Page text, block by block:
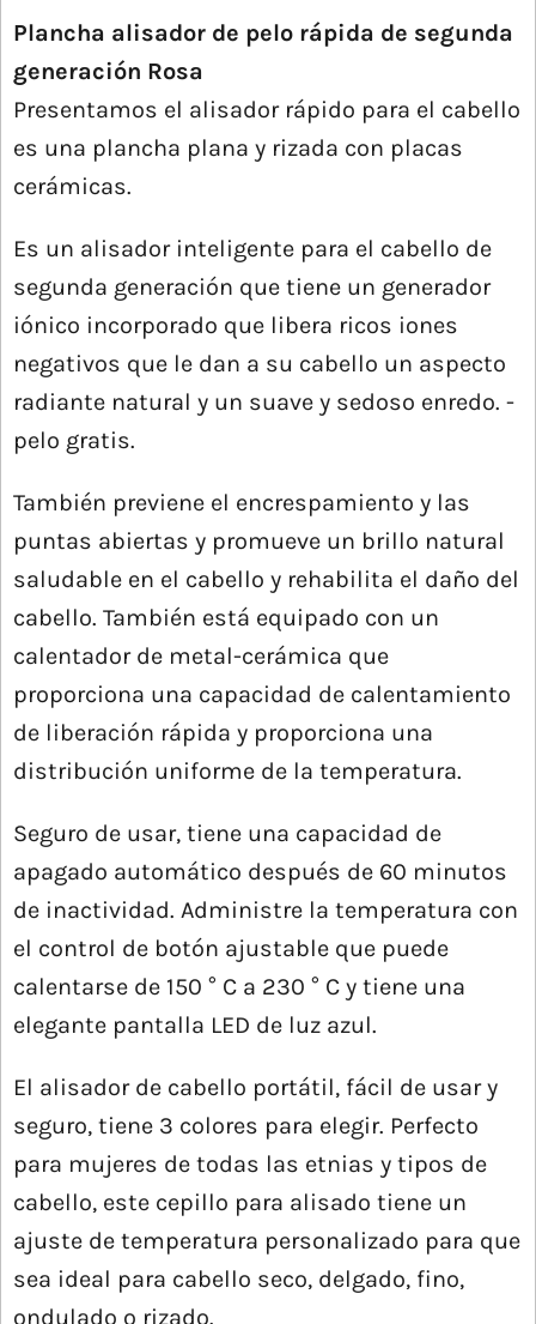
Plancha alisador de pelo rápida de segunda
generación Rosa
Presentamos el alisador rápido para el cabello
es una plancha plana y rizada con placas
cerámicas.
Es un alisador inteligente para el cabello de
segunda generación que tiene un generador
iónico incorporado que libera ricos iones
negativos que le dan a su cabello un aspecto
radiante natural y un suave y sedoso enredo. -
pelo gratis.
También previene el encrespamiento y las
puntas abiertas y promueve un brillo natural
saludable en el cabello y rehabilita el daño del
cabello. También está equipado con un
calentador de metal-cerámica que
proporciona una capacidad de calentamiento
de liberación rápida y proporciona una
distribución uniforme de la temperatura.
Seguro de usar, tiene una capacidad de
apagado automático después de 60 minutos
de inactividad. Administre la temperatura con
el control de botón ajustable que puede
calentarse de 150 ° C a 230 ° C y tiene una
elegante pantalla LED de luz azul.
El alisador de cabello portátil, fácil de usar y
seguro, tiene 3 colores para elegir. Perfecto
para mujeres de todas las etnias y tipos de
cabello, este cepillo para alisado tiene un
ajuste de temperatura personalizado para que
sea ideal para cabello seco, delgado, fino,
ondulado o rizado.